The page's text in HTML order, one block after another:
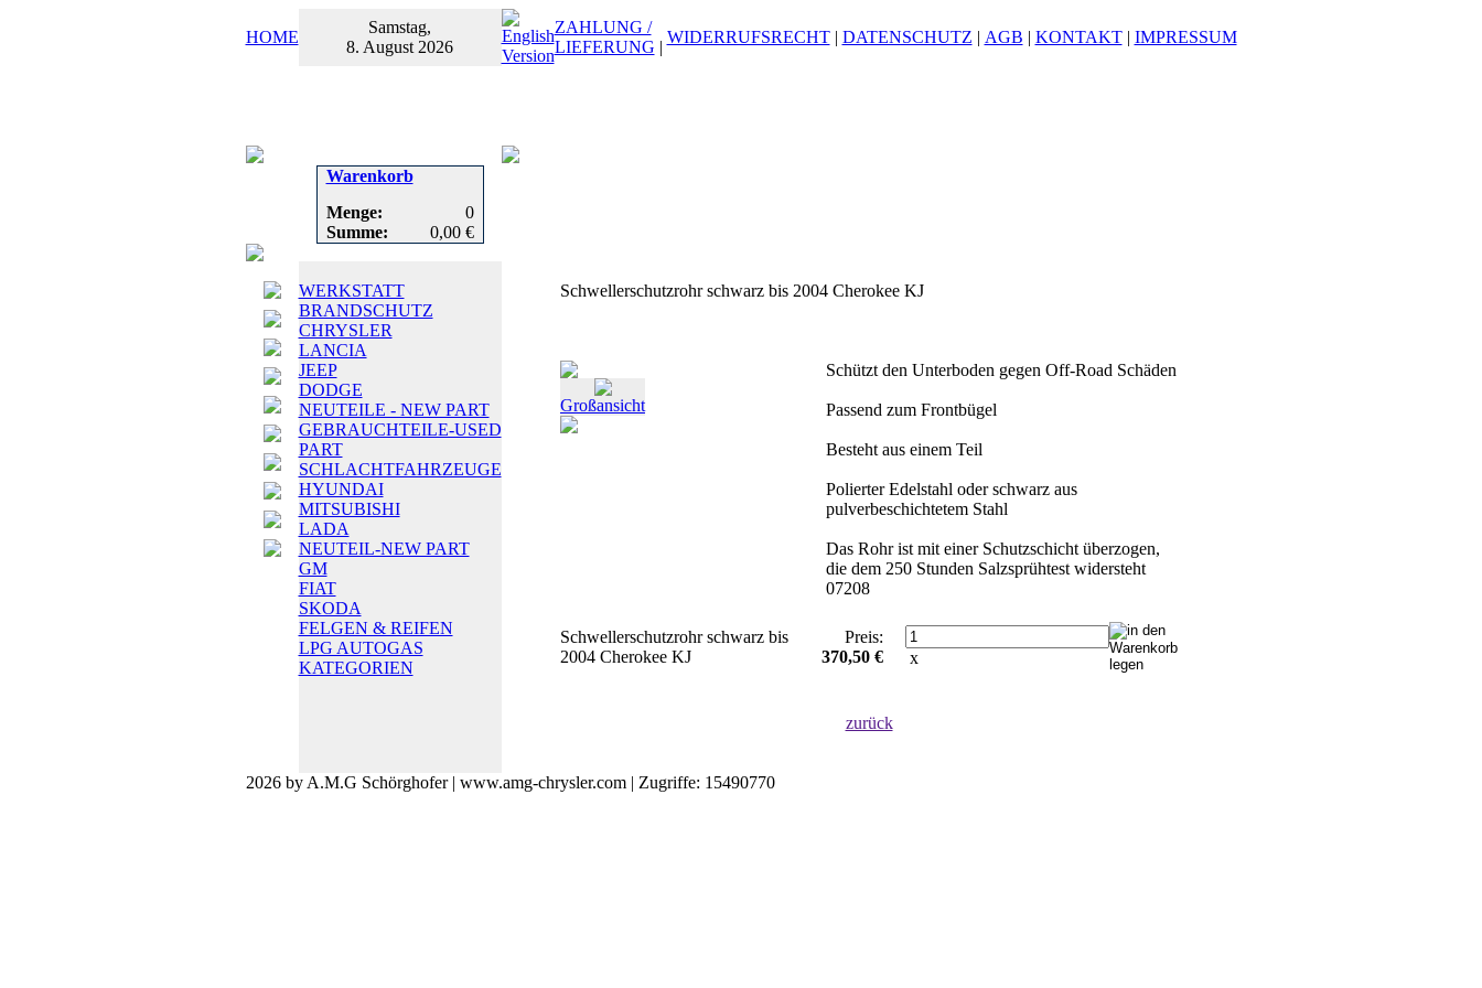
HOME
Samstag,
8. August 2026
ZAHLUNG /
LIEFERUNG |
WIDERRUFSRECHT| DATENSCHUTZ | AGB | KONTAKT| IMPRESSUM
Warenkorb
Menge:
0
Summe:
0,00 €
WERKSTATT
BRANDSCHUTZ
CHRYSLER
LANCIA
JEEP
DODGE
NEUTEILE - NEW PART
GEBRAUCHTEILE-USED
PART
SCHLACHTFAHRZEUGE
HYUNDAI
MITSUBISHI
LADA
NEUTEIL-NEW PART
GM
FIAT
SKODA
FELGEN & REIFEN
LPG AUTOGAS
KATEGORIEN
Schwellerschutzrohr schwarz bis 2004 Cherokee KJ
Großansicht
Schützt den Unterboden gegen Off-Road Schäden
Passend zum Frontbügel
Besteht aus einem Teil
Polierter Edelstahl oder schwarz aus
pulverbeschichtetem Stahl
Das Rohr ist mit einer Schutzschicht überzogen,
die dem 250 Stunden Salzsprühtest widersteht
07208
Schwellerschutzrohr schwarz bis
2004 Cherokee KJ
Preis:
370,50 €
x
zurück
2026 by A.M.G Schörghofer | www.amg-chrysler.com | Zugriffe: 15490770